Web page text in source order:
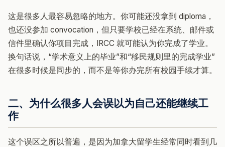
这是很多人最容易忽略的地方。你可能还没拿到 diploma，
也还没参加 convocation，但只要学校已经在系统、邮件或
信件里确认你项目完成，IRCC 就可能认为你完成了学业。
换句话说，“学术意义上的毕业”和“移民规则里的完成学业”
在很多时候是同步的，而不是等你办完所有校园手续才算。
二、为什么很多人会误以为自己还能继续工
作
这个误区之所以普遍，是因为加拿大留学生经常同时看到几